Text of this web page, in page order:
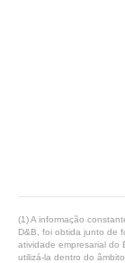
(1) A informação
D&B, foi obtida junto de
atividade empresarial do
utilizá-la dentro do